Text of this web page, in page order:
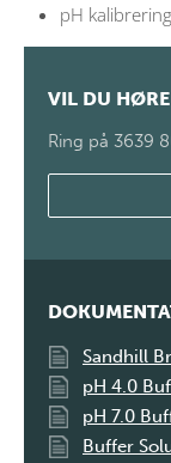
pH
VIL DU HØRE
Ring på 3639
Sandhill
pH 4.0
pH 7.0
Buffer